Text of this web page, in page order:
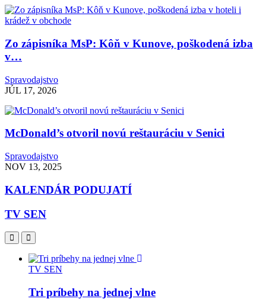
Zo zápisníka MsP: Kôň v Kunove, poškodená izba
v…
Spravodajstvo
JÚL 17, 2026
McDonald’s otvoril novú reštauráciu v Senici
Spravodajstvo
NOV 13, 2025
KALENDÁR PODUJATÍ
TV SEN
TV SEN
Tri príbehy na jednej vlne